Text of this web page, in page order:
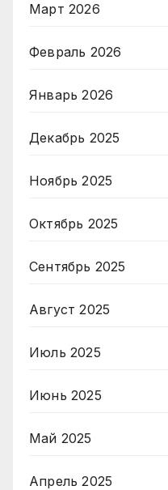
Март 2026
Февраль 2026
Январь 2026
Декабрь 2025
Ноябрь 2025
Октябрь 2025
Сентябрь 2025
Август 2025
Июль 2025
Июнь 2025
Май 2025
Апрель 2025